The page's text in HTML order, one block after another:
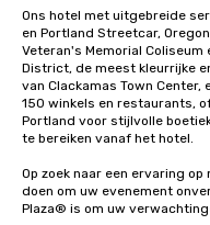
Ons hotel met uitgebreide
en Portland Streetcar,
Veteran's Memorial Coliseum
District, de meest kleurrijke
van Clackamas Town
150 winkels en restaurants,
Portland voor stijlvolle
te bereiken vanaf het hotel.
Op zoek naar een ervaring
doen om uw evenement
Plaza® is om uw